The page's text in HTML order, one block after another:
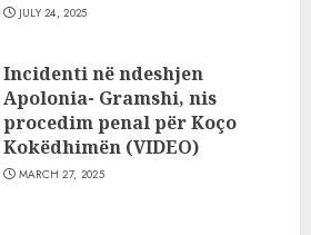
JULY 24, 2025
Incidenti në ndeshjen
Apolonia- Gramshi, nis
procedim penal për Koço
Kokëdhimën (VIDEO)
MARCH 27, 2025